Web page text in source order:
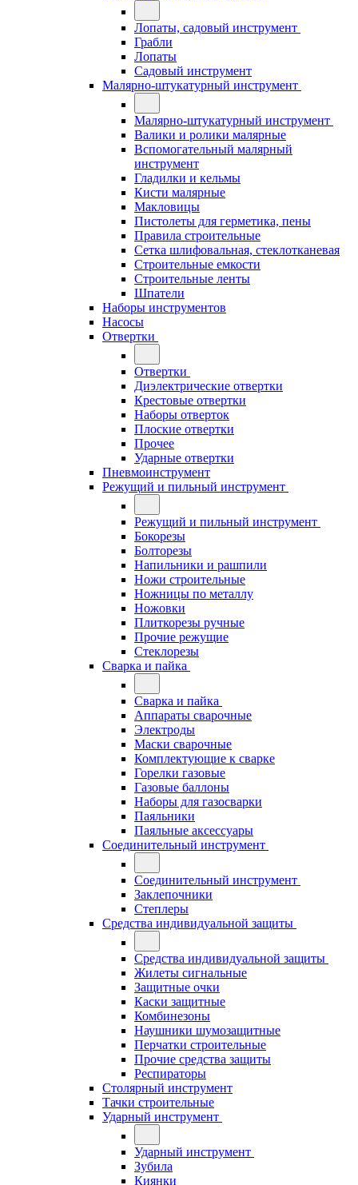
Лопаты, садовый инструмент
Грабли
Лопаты
Садовый инструмент
Малярно-штукатурный инструмент
Малярно-штукатурный инструмент
Валики и ролики малярные
Вспомогательный малярный
инструмент
Гладилки и кельмы
Кисти малярные
Макловицы
Пистолеты для герметика, пены
Правила строительные
Сетка шлифовальная, стеклотканевая
Строительные емкости
Строительные ленты
Шпатели
Наборы инструментов
Насосы
Отвертки
Отвертки
Диэлектрические отвертки
Крестовые отвертки
Наборы отверток
Плоские отвертки
Прочее
Ударные отвертки
Пневмоинструмент
Режущий и пильный инструмент
Режущий и пильный инструмент
Бокорезы
Болторезы
Напильники и рашпили
Ножи строительные
Ножницы по металлу
Ножовки
Плиткорезы ручные
Прочие режущие
Стеклорезы
Сварка и пайка
Сварка и пайка
Аппараты сварочные
Электроды
Маски сварочные
Комплектующие к сварке
Горелки газовые
Газовые баллоны
Наборы для газосварки
Паяльники
Паяльные аксессуары
Соединительный инструмент
Соединительный инструмент
Заклепочники
Степлеры
Средства индивидуальной защиты
Средства индивидуальной защиты
Жилеты сигнальные
Защитные очки
Каски защитные
Комбинезоны
Наушники шумозащитные
Перчатки строительные
Прочие средства защиты
Респираторы
Столярный инструмент
Тачки строительные
Ударный инструмент
Ударный инструмент
Зубила
Киянки